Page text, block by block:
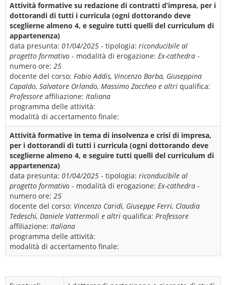
Attività formative su redazione di contratti d’impresa, per i
dottorandi di tutti i curricula (ogni dottorando deve
sceglierne almeno 4, e seguire tutti quelli del curriculum di
appartenenza)
data presunta: 01/04/2025 - tipologia: riconducibile al
progetto formativo - modalità di erogazione: Ex-cathedra -
numero ore: 25
docente del corso: Fabio Addis, Vincenzo Barba, Giuseppina
Capaldo, Salvatore Orlando, Massimo Zaccheo e altri qualifica:
Professore affiliazione: Italiana
programma delle attività:
modalità di accertamento finale:
Attività formative in tema di insolvenza e crisi di impresa,
per i dottorandi di tutti i curricula (ogni dottorando deve
sceglierne almeno 4, e seguire tutti quelli del curriculum di
appartenenza)
data presunta: 01/04/2025 - tipologia: riconducibile al
progetto formativo - modalità di erogazione: Ex-cathedra -
numero ore: 25
docente del corso: Vincenzo Caridi, Giuseppe Ferri, Claudia
Tedeschi, Daniele Vattermoli e altri qualifica: Professore
affiliazione: Italiana
programma delle attività:
modalità di accertamento finale: